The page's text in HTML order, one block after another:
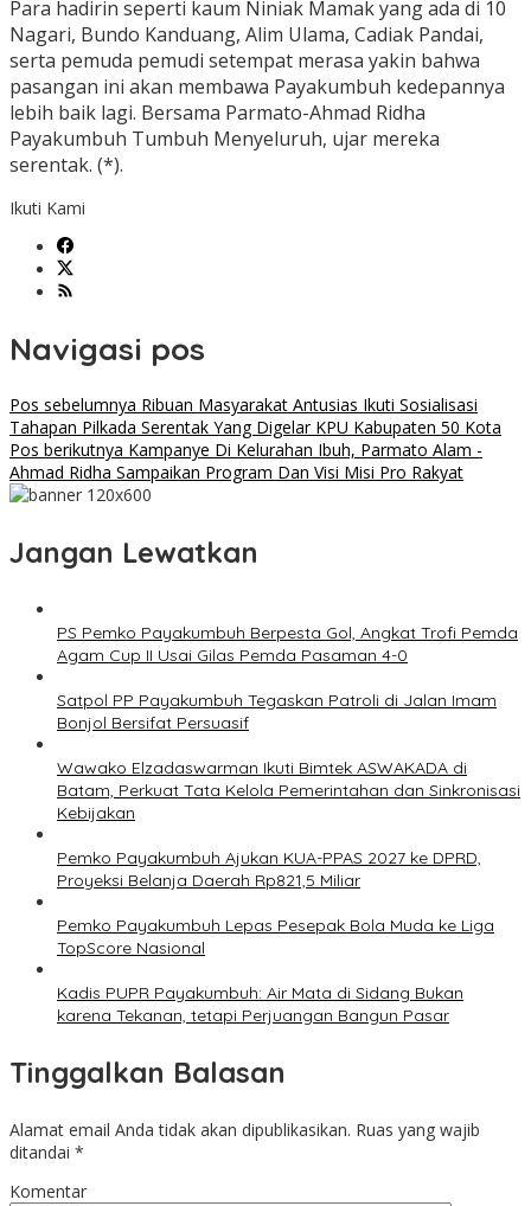
Para hadirin seperti kaum Niniak Mamak yang ada di 10
Nagari, Bundo Kanduang, Alim Ulama, Cadiak Pandai,
serta pemuda pemudi setempat merasa yakin bahwa
pasangan ini akan membawa Payakumbuh kedepannya
lebih baik lagi. Bersama Parmato-Ahmad Ridha
Payakumbuh Tumbuh Menyeluruh, ujar mereka
serentak. (*).
Ikuti Kami
Navigasi pos
Pos sebelumnya Ribuan Masyarakat Antusias Ikuti Sosialisasi
Tahapan Pilkada Serentak Yang Digelar KPU Kabupaten 50 Kota
Pos berikutnya Kampanye Di Kelurahan Ibuh, Parmato Alam -
Ahmad Ridha Sampaikan Program Dan Visi Misi Pro Rakyat
Jangan Lewatkan
PS Pemko Payakumbuh Berpesta Gol, Angkat Trofi Pemda
Agam Cup II Usai Gilas Pemda Pasaman 4-0
Satpol PP Payakumbuh Tegaskan Patroli di Jalan Imam
Bonjol Bersifat Persuasif
Wawako Elzadaswarman Ikuti Bimtek ASWAKADA di
Batam, Perkuat Tata Kelola Pemerintahan dan Sinkronisasi
Kebijakan
Pemko Payakumbuh Ajukan KUA-PPAS 2027 ke DPRD,
Proyeksi Belanja Daerah Rp821,5 Miliar
Pemko Payakumbuh Lepas Pesepak Bola Muda ke Liga
TopScore Nasional
Kadis PUPR Payakumbuh: Air Mata di Sidang Bukan
karena Tekanan, tetapi Perjuangan Bangun Pasar
Tinggalkan Balasan
Alamat email Anda tidak akan dipublikasikan. Ruas yang wajib
ditandai *
Komentar